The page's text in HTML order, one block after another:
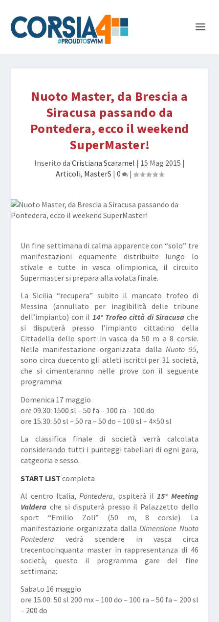
Nuoto Master, da Brescia a
Siracusa passando da
Pontedera, ecco il weekend
SuperMaster!
Inserito da Cristiana Scaramel | 15 Mag 2015 |
Articoli, MasterS | 0 |
Un fine settimana di calma apparente con “solo” tre
manifestazioni equamente distribuite lungo lo
stivale e tutte in vasca olimpionica, il circuito
Supermaster si prepara alla volata finale.
La Sicilia “recupera” subito il mancato trofeo di
Messina (annullato per inagibilità delle tribune
dell’impianto) con il 14° Trofeo città di Siracusa che
si disputerà presso l’impianto cittadino della
Cittadella dello sport in vasca da 50 m a 8 corsie.
Nella manifestazione organizzata dalla Nuoto 95,
sono circa duecento gli atleti iscritti per 31 società,
che si cimenteranno nelle prove con il seguente
programma:
Domenica 17 maggio
ore 09.30: 1500 sl – 50 fa – 100 ra – 100 do
ore 15.30: 50 sl – 50 ra – 50 do – 100 sl – 4×50 sl
La classifica finale di società verrà calcolata
considerando tutti i punteggi tabellari di ogni gara,
catgeoria e sesso.
START LIST completa
Al centro Italia,Pontedera, ospiterà il15° Meeting
Valdera che si disputerà presso il Palazzetto dello
sport “Emilio Zoli” (50 m, 8 corsie). La
manifestazione organizzata dallaDimensione Nuoto
Pontedera vedrà scendere in vasca circa
trecentocinquanta master in rappresentanza di 46
società, questo il programma gare del fine
settimana:
Sabato 16 maggio
ore 15.00: 50 sl 200 mx – 100 do – 100 ra – 50 fa – 200 sl
– 200 do